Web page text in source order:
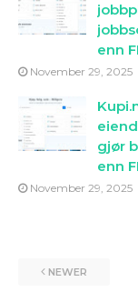
enn
November 29, 2025
gjør
enn
November 29, 2025
NEWER